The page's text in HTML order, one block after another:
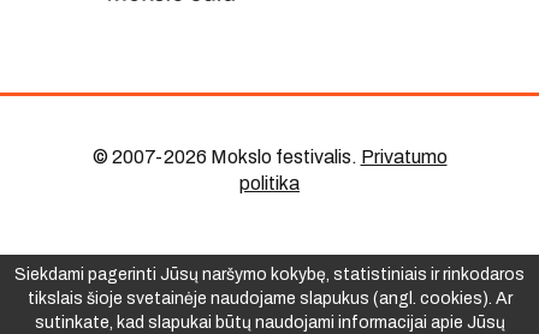
© 2007-2026 Mokslo festivalis. Privatumo
politika
Siekdami pagerinti Jūsų naršymo kokybę, statistiniais ir rinkodaros
tikslais šioje svetainėje naudojame slapukus (angl. cookies). Ar
sutinkate, kad slapukai būtų naudojami informacijai apie Jūsų